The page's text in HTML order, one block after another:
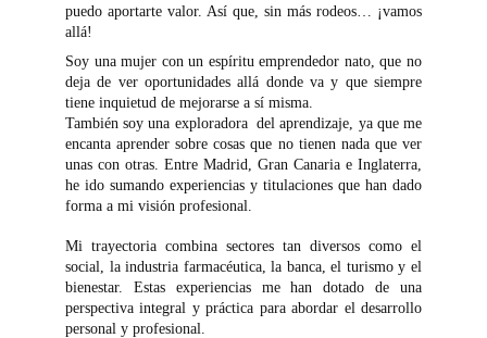
puedo aportarte valor. Así que, sin más rodeos… ¡vamos
allá!
Soy una mujer con un espíritu emprendedor nato, que no
deja de ver oportunidades allá donde va y que siempre
tiene inquietud de mejorarse a sí misma.
También soy una exploradora del aprendizaje, ya que me
encanta aprender sobre cosas que no tienen nada que ver
unas con otras. Entre Madrid, Gran Canaria e Inglaterra,
he ido sumando experiencias y titulaciones que han dado
forma a mi visión profesional.
Mi trayectoria combina sectores tan diversos como el
social, la industria farmacéutica, la banca, el turismo y el
bienestar. Estas experiencias me han dotado de una
perspectiva integral y práctica para abordar el desarrollo
personal y profesional.